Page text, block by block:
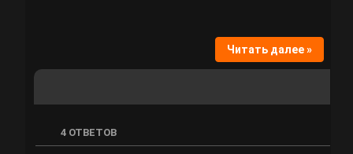
Читать далее »
4 ОТВЕТОВ